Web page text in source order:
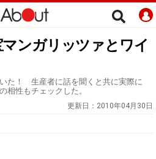
ンガリッツァとワイ
た！ 生産者に話を聞くと共に実際に
相性もチェックした。
更新日： 2010年04月30日